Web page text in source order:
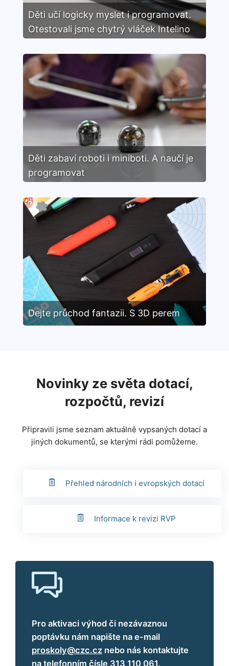
Děti učí logicky myslet i programovat.
Otestovali jsme chytrý vláček Intelino
Děti zabaví roboti i miniboti. A naučí je
programovat
Dejte průchod fantazii. S 3D perem
Novinky ze světa dotací,
rozpočtů, revizí
Připravili jsme seznam aktuálně vypsaných dotací a
jiných dokumentů, se kterými rádi pomůžeme.
Přehled národních i evropských dotací
Informace k revizi RVP
Pro aktivaci výhod či nezávaznou
poptávku nám napište na e-mail
proskoly@czc.cznebo nás kontaktujte
na telefonním čísle 313 110 061.